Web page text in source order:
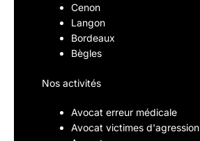
Cenon
Langon
Bordeaux
Bègles
Nos activités
Avocat erreur médicale
Avocat victimes d'agression